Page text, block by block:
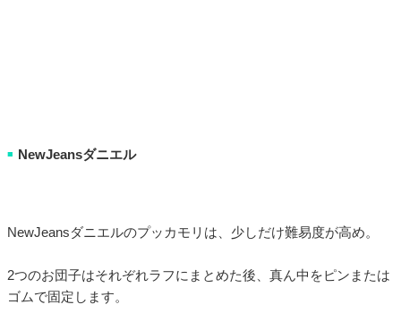
■ NewJeansダニエル
NewJeansダニエルのプッカモリは、少しだけ難易度が高め。
2つのお団子はそれぞれラフにまとめた後、真ん中をピンまたは
ゴムで固定します。